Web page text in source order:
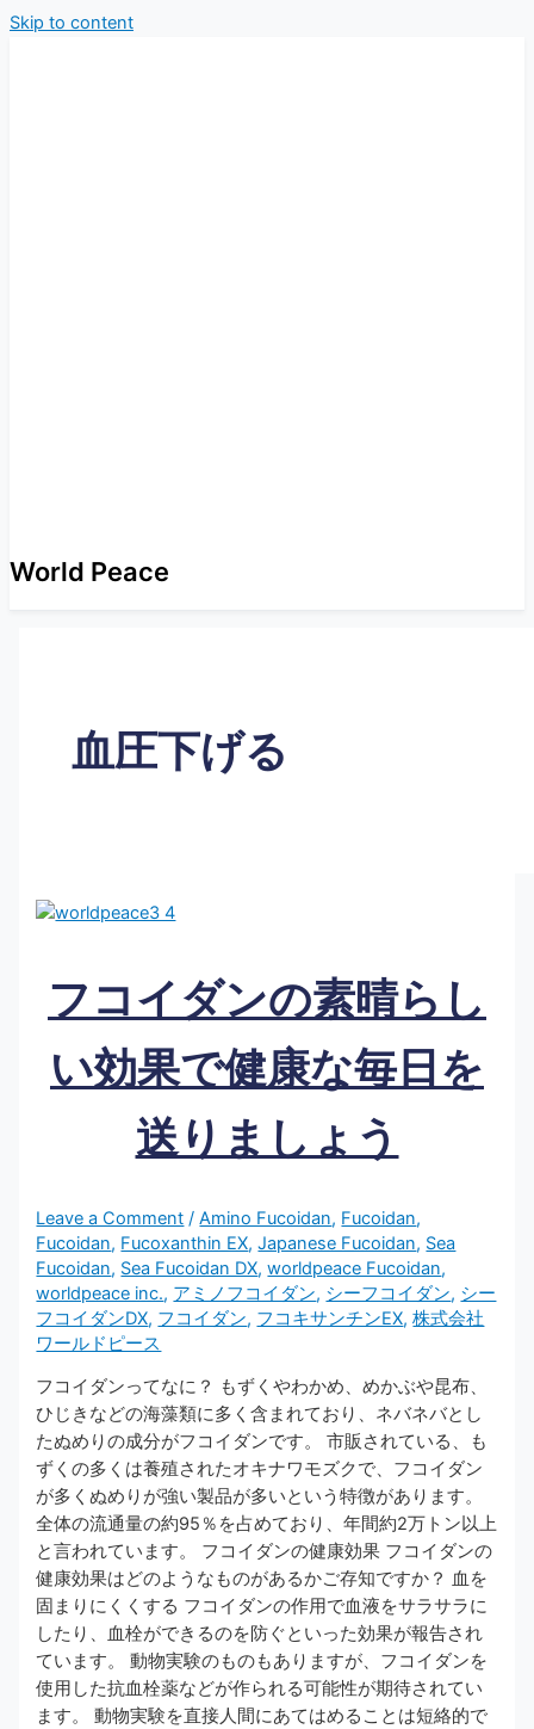
Skip to content
World Peace
血圧下げる
フコイダンの素晴らし
い効果で健康な毎日を
送りましょう
Leave a Comment /Amino Fucoidan, Fucoidan,
Fucoidan, Fucoxanthin EX,Japanese Fucoidan, Sea
Fucoidan, Sea Fucoidan DX,worldpeace Fucoidan,
worldpeace inc., アミノフコイダン, シーフコイダン, シー
フコイダンDX, フコイダン, フコキサンチンEX,株式会社
ワールドピース
フコイダンってなに？ もずくやわかめ、めかぶや昆布、
ひじきなどの海藻類に多く含まれており、ネバネバとし
たぬめりの成分がフコイダンです。 市販されている、も
ずくの多くは養殖されたオキナワモズクで、フコイダン
が多くぬめりが強い製品が多いという特徴があります。
全体の流通量の約95％を占めており、年間約2万トン以上
と言われています。 フコイダンの健康効果 フコイダンの
健康効果はどのようなものがあるかご存知ですか？ 血を
固まりにくくする フコイダンの作用で血液をサラサラに
したり、血栓ができるのを防ぐといった効果が報告され
ています。 動物実験のものもありますが、フコイダンを
使用した抗血栓薬などが作られる可能性が期待されてい
ます。 動物実験を直接人間にあてはめることは短絡的で